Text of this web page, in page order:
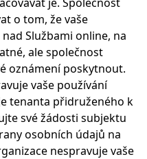
o tom, že vaše
Službami online, na
ale společnost
oznámení poskytnout.
vaše používání
tenanta přidruženého k
své žádosti subjektu
osobních údajů na
nespravuje vaše